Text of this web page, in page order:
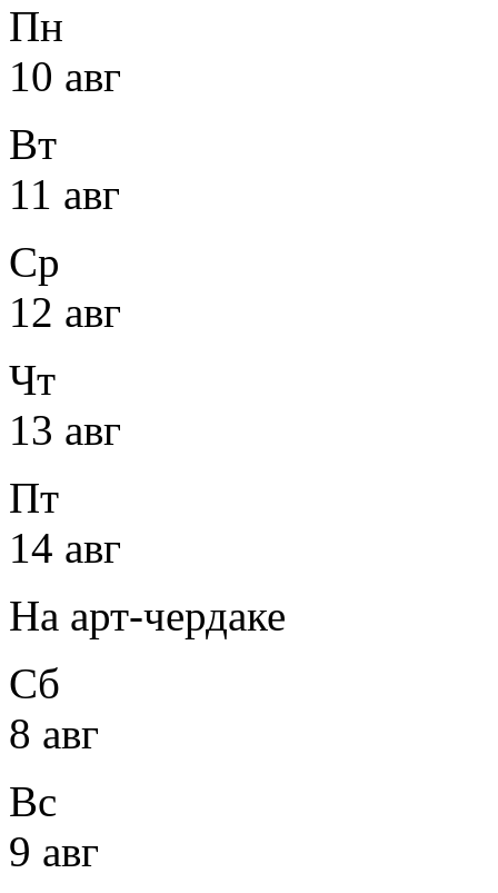
Пн
10 авг
Вт
11 авг
Ср
12 авг
Чт
13 авг
Пт
14 авг
На арт-чердаке
Сб
8 авг
Вс
9 авг